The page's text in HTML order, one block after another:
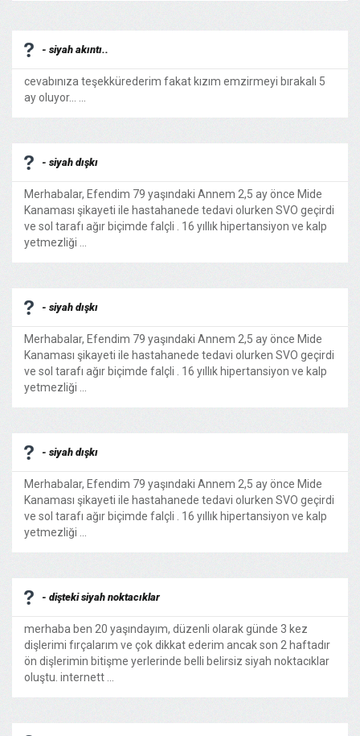
- siyah akıntı..
cevabınıza teşekkürederim fakat kızım emzirmeyi bırakalı 5
ay oluyor... ...
- siyah dışkı
Merhabalar, Efendim 79 yaşındaki Annem 2,5 ay önce Mide
Kanaması şikayeti ile hastahanede tedavi olurken SVO geçirdi
ve sol tarafı ağır biçimde falçli . 16 yıllık hipertansiyon ve kalp
yetmezliği ...
- siyah dışkı
Merhabalar, Efendim 79 yaşındaki Annem 2,5 ay önce Mide
Kanaması şikayeti ile hastahanede tedavi olurken SVO geçirdi
ve sol tarafı ağır biçimde falçli . 16 yıllık hipertansiyon ve kalp
yetmezliği ...
- siyah dışkı
Merhabalar, Efendim 79 yaşındaki Annem 2,5 ay önce Mide
Kanaması şikayeti ile hastahanede tedavi olurken SVO geçirdi
ve sol tarafı ağır biçimde falçli . 16 yıllık hipertansiyon ve kalp
yetmezliği ...
- dişteki siyah noktacıklar
merhaba ben 20 yaşındayım, düzenli olarak günde 3 kez
dişlerimi fırçalarım ve çok dikkat ederim ancak son 2 haftadır
ön dişlerimin bitişme yerlerinde belli belirsiz siyah noktacıklar
oluştu. internett ...